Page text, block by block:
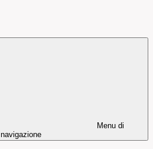
Menu di
navigazione